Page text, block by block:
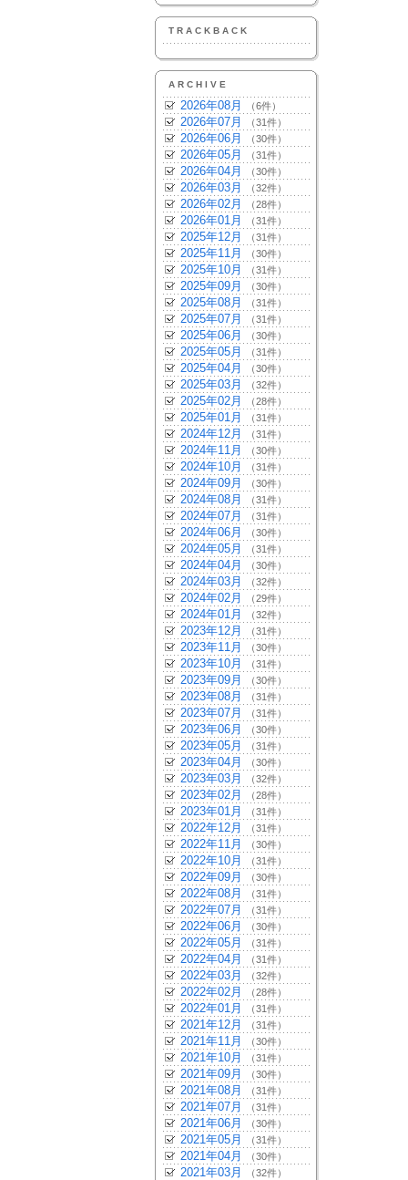
TRACKBACK
ARCHIVE
2026年08月 （6件）
2026年07月 （31件）
2026年06月 （30件）
2026年05月 （31件）
2026年04月 （30件）
2026年03月 （32件）
2026年02月 （28件）
2026年01月 （31件）
2025年12月 （31件）
2025年11月 （30件）
2025年10月 （31件）
2025年09月 （30件）
2025年08月 （31件）
2025年07月 （31件）
2025年06月 （30件）
2025年05月 （31件）
2025年04月 （30件）
2025年03月 （32件）
2025年02月 （28件）
2025年01月 （31件）
2024年12月 （31件）
2024年11月 （30件）
2024年10月 （31件）
2024年09月 （30件）
2024年08月 （31件）
2024年07月 （31件）
2024年06月 （30件）
2024年05月 （31件）
2024年04月 （30件）
2024年03月 （32件）
2024年02月 （29件）
2024年01月 （32件）
2023年12月 （31件）
2023年11月 （30件）
2023年10月 （31件）
2023年09月 （30件）
2023年08月 （31件）
2023年07月 （31件）
2023年06月 （30件）
2023年05月 （31件）
2023年04月 （30件）
2023年03月 （32件）
2023年02月 （28件）
2023年01月 （31件）
2022年12月 （31件）
2022年11月 （30件）
2022年10月 （31件）
2022年09月 （30件）
2022年08月 （31件）
2022年07月 （31件）
2022年06月 （30件）
2022年05月 （31件）
2022年04月 （31件）
2022年03月 （32件）
2022年02月 （28件）
2022年01月 （31件）
2021年12月 （31件）
2021年11月 （30件）
2021年10月 （31件）
2021年09月 （30件）
2021年08月 （31件）
2021年07月 （31件）
2021年06月 （30件）
2021年05月 （31件）
2021年04月 （30件）
2021年03月 （32件）